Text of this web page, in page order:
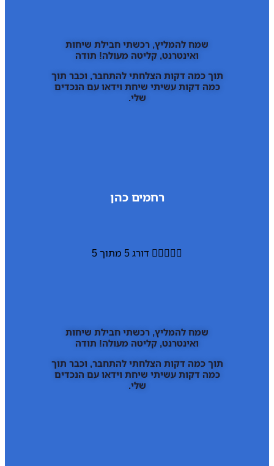
שמח להמליץ, רכשתי חבילת שיחות
ואינטרנט, קליטה מעולה! תודה
תוך כמה דקות הצלחתי להתחבר, וכבר תוך
כמה דקות עשיתי שיחת וידאו עם הנכדים
שלי.
רחמים כהן
 דורג 5 מתוך 5
שמח להמליץ, רכשתי חבילת שיחות
ואינטרנט, קליטה מעולה! תודה
תוך כמה דקות הצלחתי להתחבר, וכבר תוך
כמה דקות עשיתי שיחת וידאו עם הנכדים
שלי.